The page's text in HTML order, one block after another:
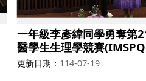
一年級李彥緯同學勇奪第
醫學生生理學競賽
第七名
更新日期 114-07-19